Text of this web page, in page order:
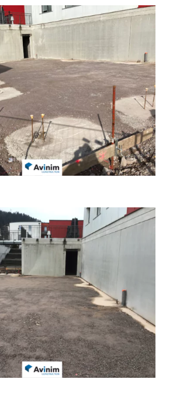
– 17h00 )
– 17h00 )